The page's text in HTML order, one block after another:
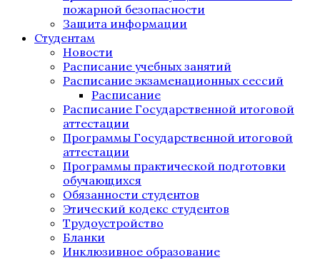
пожарной безопасности
Защита информации
Студентам
Новости
Расписание учебных занятий
Расписание экзаменационных сессий
Расписание
Расписание Государственной итоговой
аттестации
Программы Государственной итоговой
аттестации
Программы практической подготовки
обучающихся
Обязанности студентов
Этический кодекс студентов
Трудоустройство
Бланки
Инклюзивное образование